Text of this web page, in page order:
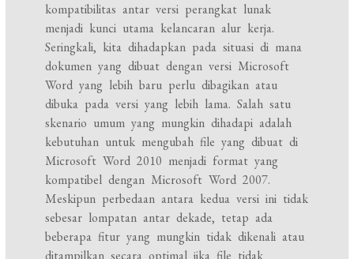
kompatibilitas antar versi perangkat lunak
menjadi kunci utama kelancaran alur kerja.
Seringkali, kita dihadapkan pada situasi di mana
dokumen yang dibuat dengan versi Microsoft
Word yang lebih baru perlu dibagikan atau
dibuka pada versi yang lebih lama. Salah satu
skenario umum yang mungkin dihadapi adalah
kebutuhan untuk mengubah file yang dibuat di
Microsoft Word 2010 menjadi format yang
kompatibel dengan Microsoft Word 2007.
Meskipun perbedaan antara kedua versi ini tidak
sebesar lompatan antar dekade, tetap ada
beberapa fitur yang mungkin tidak dikenali atau
ditampilkan secara optimal jika file tidak